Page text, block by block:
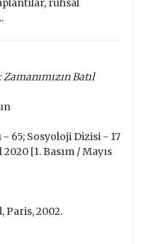
ruhsal
Batıl
- 65; Sosyoloji Dizisi - 17
2020 [1. Basım / Mayıs
Paris, 2002.